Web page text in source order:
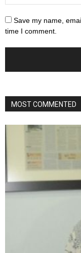
Save my name,
time I comment.
MOST COMMENTED